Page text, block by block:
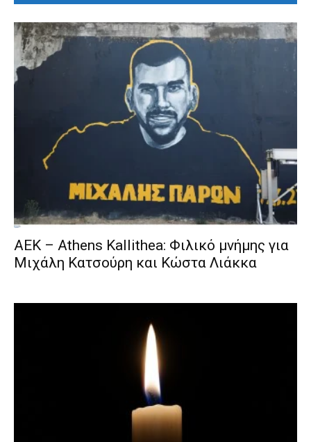
ΑΕΚ – Athens Kallithea: Φιλικό μνήμης για
Μιχάλη Κατσούρη και Κώστα Λιάκκα